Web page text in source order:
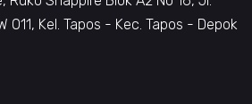
011, Kel. Tapos - Kec. Tapos - Depok